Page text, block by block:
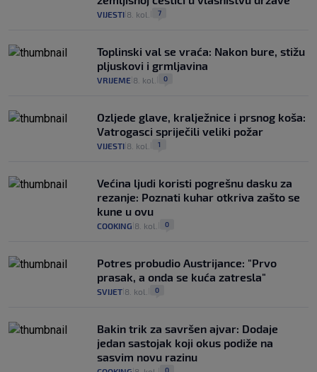
VIJESTI 8. kol. 7
Toplinski val se vraća: Nakon bure, stižu
pljuskovi i grmljavina
VRIJEME 8. kol. 0
Ozljede glave, kralježnice i prsnog koša:
Vatrogasci spriječili veliki požar
VIJESTI 8. kol. 1
Većina ljudi koristi pogrešnu dasku za
rezanje: Poznati kuhar otkriva zašto se
kune u ovu
COOKING 8. kol. 0
Potres probudio Austrijance: "Prvo
prasak, a onda se kuća zatresla"
SVIJET 8. kol. 0
Bakin trik za savršen ajvar: Dodaje
jedan sastojak koji okus podiže na
sasvim novu razinu
0